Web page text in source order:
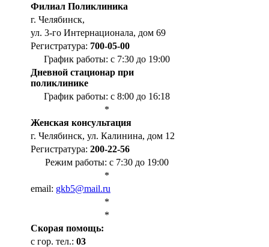
Филиал Поликлиника
г. Челябинск,
ул. 3-го Интернационала, дом 69
Регистратура: 700-05-00
График работы: с 7:30 до 19:00
Дневной стационар при
поликлинике
График работы: с 8:00 до 16:18
*
Женская консультация
г. Челябинск, ул. Калинина, дом 12
Регистратура: 200-22-56
Режим работы: с 7:30 до 19:00
*
email: gkb5@mail.ru
*
*
Cкорая помощь:
с гор. тел.: 03